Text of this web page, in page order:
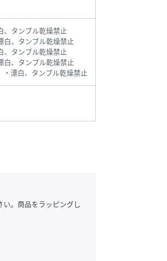
、タンブル乾燥禁止
白、タンブル乾燥禁止
、タンブル乾燥禁止
白、タンブル乾燥禁止
・漂白、タンブル乾燥禁止
い。商品をラッピングし